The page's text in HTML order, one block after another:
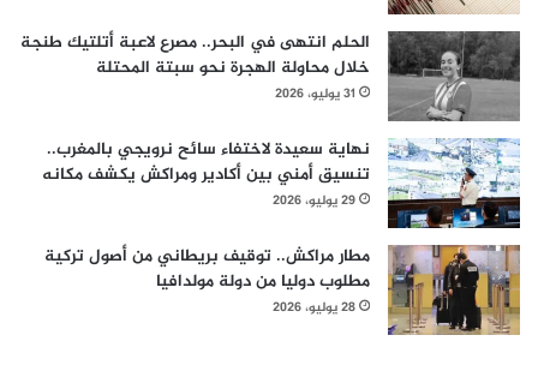
الحلم انتهى في البحر.. مصرع لاعبة أتلتيك طنجة
خلال محاولة الهجرة نحو سبتة المحتلة
31 يوليو، 2026
نهاية سعيدة لاختفاء سائح نرويجي بالمغرب..
تنسيق أمني بين أكادير ومراكش يكشف مكانه
29 يوليو، 2026
مطار مراكش.. توقيف بريطاني من أصول تركية
مطلوب دوليا من دولة مولدافيا
28 يوليو، 2026